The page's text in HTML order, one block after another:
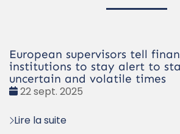
European supervisors tell
institutions to stay alert to
uncertain and volatile times
Date
22 sept. 2025
Lire la suite